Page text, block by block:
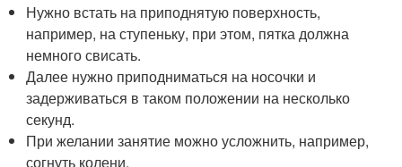
Нужно встать на приподнятую поверхность,
например, на ступеньку, при этом, пятка должна
немного свисать.
Далее нужно приподниматься на носочки и
задерживаться в таком положении на несколько
секунд.
При желании занятие можно усложнить, например,
согнуть колени.